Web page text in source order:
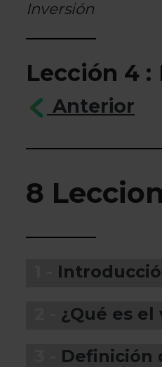
Inversión
Lección 4 :
Anterior
8
¿Qué es
Definición